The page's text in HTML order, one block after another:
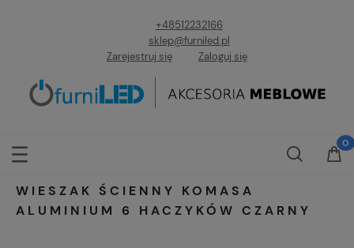
+48512232166
sklep@furniled.pl
Zarejestruj się
Zaloguj się
WIESZAK ŚCIENNY KOMASA
ALUMINIUM 6 HACZYKÓW CZARNY